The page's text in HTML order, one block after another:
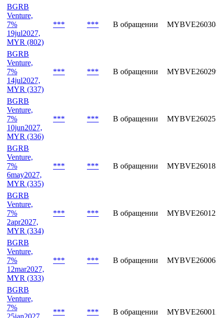
BGRB
Venture,
7%
19jul2027,
MYR (802)
*** *** В обращении
BGRB
Venture,
7%
14jul2027,
MYR (337)
*** *** В обращении
BGRB
Venture,
7%
10jun2027,
MYR (336)
*** *** В обращении
BGRB
Venture,
7%
6may2027,
MYR (335)
*** *** В обращении
BGRB
Venture,
7%
2apr2027,
MYR (334)
*** *** В обращении
BGRB
Venture,
7%
12mar2027,
MYR (333)
*** *** В обращении
BGRB
Venture,
7%
25jan2027,
*** *** В обращении